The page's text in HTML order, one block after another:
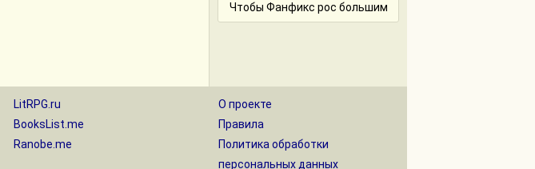
Чтобы Фанфикс рос большим
LitRPG.ru
BooksList.me
Ranobe.me
О проекте
Правила
Политика обработки
персональных данных